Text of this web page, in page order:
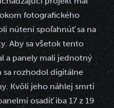
fotografického
nútení spoľahnúť sa na
Aby sa všetok tento
a panely mali jednotný
sa rozhodol digitálne
Kvôli jeho náhlej smrti
osadiť iba 17 z 19